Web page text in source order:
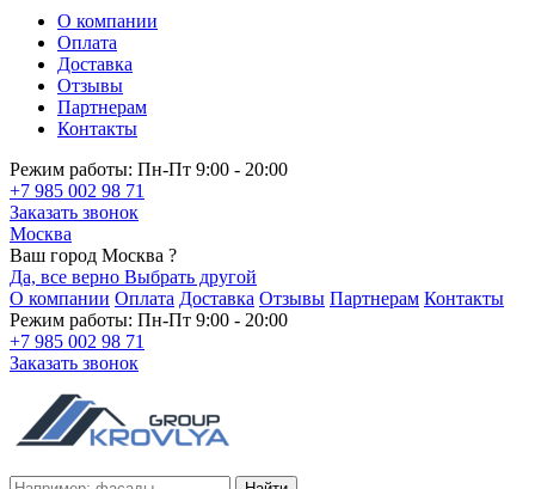
О компании
Оплата
Доставка
Отзывы
Партнерам
Контакты
Режим работы: Пн-Пт 9:00 - 20:00
+7 985 002 98 71
Заказать звонок
Москва
Ваш город Москва ?
Да, все верно Выбрать другой
О компании Оплата Доставка Отзывы Партнерам Контакты
Режим работы: Пн-Пт 9:00 - 20:00
+7 985 002 98 71
Заказать звонок